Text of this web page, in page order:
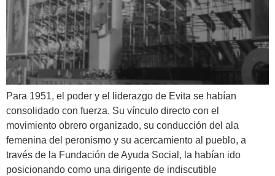
Para 1951, el poder y el liderazgo de Evita se habían
consolidado con fuerza. Su vínculo directo con el
movimiento obrero organizado, su conducción del ala
femenina del peronismo y su acercamiento al pueblo, a
través de la Fundación de Ayuda Social, la habían ido
posicionando como una dirigente de indiscutible